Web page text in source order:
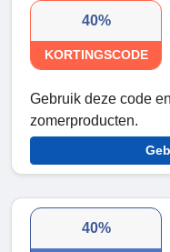
40%
KORTINGSCODE
Gebruik deze code
zomerproducten.
40%